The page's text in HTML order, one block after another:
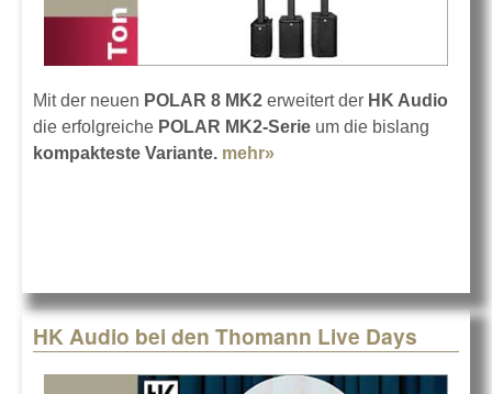
Mit der neuen POLAR 8 MK2 erweitert der HK Audio
die erfolgreiche POLAR MK2-Serie um die bislang
kompakteste Variante. mehr»
HK Audio bei den Thomann Live Days